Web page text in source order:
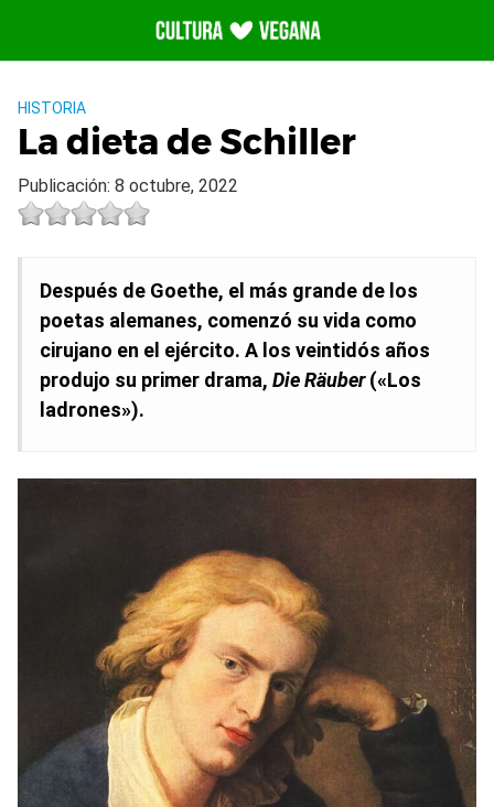
contenido
HISTORIA
La dieta de Schiller
Publicación: 8 octubre, 2022
Después de Goethe, el más grande de los
poetas alemanes, comenzó su vida como
cirujano en el ejército. A los veintidós años
produjo su primer drama, Die Räuber(«Los
ladrones»).